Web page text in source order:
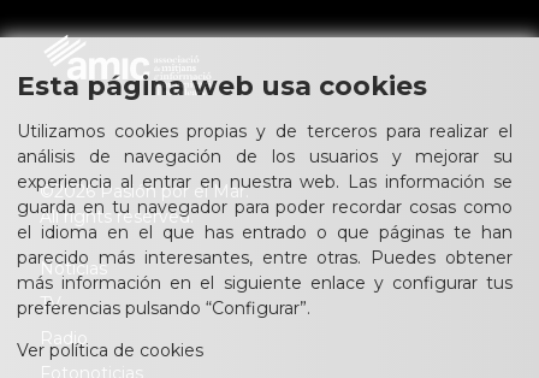
©2026 Pasión por el Mar.
All rights reserved.
Noticias
TV
Radio
Fotonoticias
Esta página web usa cookies
Utilizamos cookies propias y de terceros para realizar el
análisis de navegación de los usuarios y mejorar su
experiencia al entrar en nuestra web. Las información se
guarda en tu navegador para poder recordar cosas como
el idioma en el que has entrado o que páginas te han
parecido más interesantes, entre otras. Puedes obtener
más información en el siguiente enlace y configurar tus
preferencias pulsando “Configurar”.
Ver política de cookies